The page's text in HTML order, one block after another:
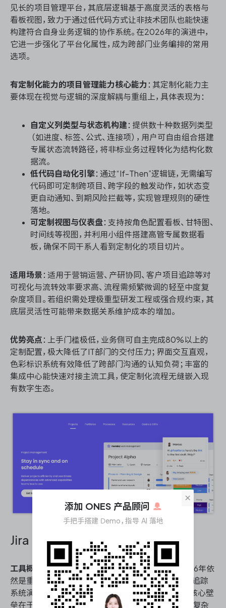
见长的项目管理平台，其底层逻辑基于高度灵活的表格与
看板视图，致力于通过低代码方式让非技术团队也能快速
构建符合自身业务逻辑的协作系统。在2026年的演进中，
它进一步强化了平台化属性，成为跨部门业务编排的常用
选项。
有定制化能力的项目管理能力核心能力 ：其定制化能力主
要体现在视觉与逻辑的深度解耦与重组上，具体表现为：
自定义列类型与状态机构建 ：提供数十种数据列类型
（如进度、标签、公式、连接项），用户可自由组合搭建
专属状态流转路径，将非标业务过程转化为结构化数
据流。
低代码自动化引擎：通过“If-Then”逻辑链，无需编写
代码即可定制跨项目、跨字段的触发动作，如状态变
更自动通知、到期风险拦截等，实现管理规则的硬性
落地。
可定制视图与仪表盘：支持按角色配置看板、甘特图、
时间线等视图，并利用小组件搭建高管专属数据看
板，确保不同干系人看到定制化的项目切片。
适用场景 ：适用于营销运营、产研协同、客户项目追踪等对
可视化与流转效率要求高、流程需频繁微调的轻至中度复
杂度项目。若组织需处理极重型研发工程或强合规约束，其
底层灵活性可能带来数据关系维护成本的增加。
优势亮点 ：上手门槛极低，业务侧可自主完成80%以上的
定制配置，极大降低了IT部门的交付压力；界面交互直观，
色彩标识系统有效降低了跨部门沟通的认知负荷；丰富的
集成中心能快速对接主流工具，使定制化流程无缝嵌入现
有数字生态。
Jira
工具概况
：作为Atlassian旗下的老牌劲旅，Jira在2026年依
然是重度研发团队的基础设施级存在。它从早期Bug追踪
系统演进而来，沉淀了极深厚的工程化管理底蕴，其核心壁
垒在于近乎无限的自定义底座与庞大的插件生态，是复杂
×
添加 ONES 产品顾问
手把手搭建 Demo，指导 AI 落地